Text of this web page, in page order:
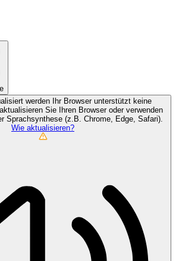
werden
Ihr Browser unterstützt keine
Sie Ihren Browser oder verwenden
Sprachsynthese (z.B. Chrome, Edge, Safari).
Wie aktualisieren?